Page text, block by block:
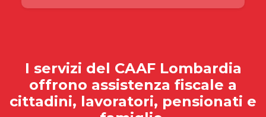
I servizi del CAAF Lombardia
offrono assistenza fiscale a
cittadini, lavoratori, pensionati e